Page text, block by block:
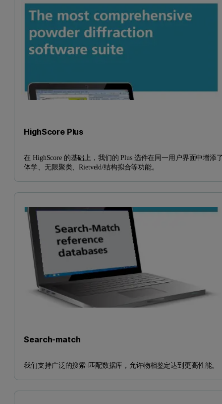
HighScore Plus
在 HighScore 的基础上，我们的 Plus 选件在同一用户界面中增添
体学、无限聚类、Rietveld/结构拟合等功能。
Search-match
我们支持广泛的搜索-匹配数据库，允许物相鉴定达到更高性能。